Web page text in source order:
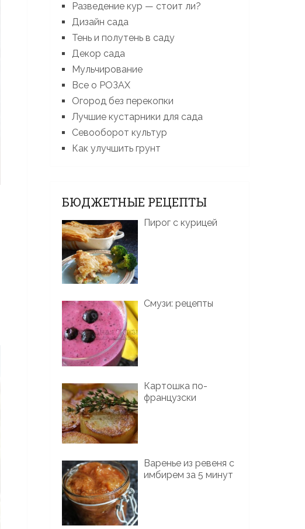
Разведение кур — стоит ли?
Дизайн сада
Тень и полутень в саду
Декор сада
Мульчирование
Все о РОЗАХ
Огород без перекопки
Лучшие кустарники для сада
Севооборот культур
Как улучшить грунт
БЮДЖЕТНЫЕ РЕЦЕПТЫ
Пирог с курицей
Смузи: рецепты
Картошка по-
французски
Варенье из ревеня с
имбирем за 5 минут